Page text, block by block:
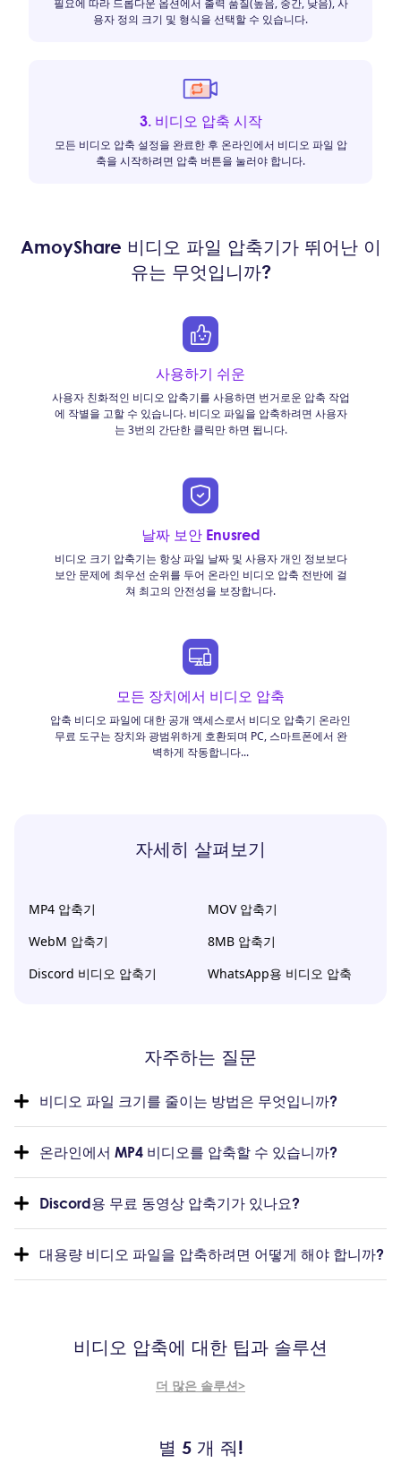
필요에 따라 드롭다운 옵션에서 출력 품질(높음, 중간, 낮음), 사
용자 정의 크기 및 형식을 선택할 수 있습니다.
3. 비디오 압축 시작
모든 비디오 압축 설정을 완료한 후 온라인에서 비디오 파일 압
축을 시작하려면 압축 버튼을 눌러야 합니다.
AmoyShare 비디오 파일 압축기가 뛰어난 이
유는 무엇입니까?
사용하기 쉬운
사용자 친화적인 비디오 압축기를 사용하면 번거로운 압축 작업
에 작별을 고할 수 있습니다. 비디오 파일을 압축하려면 사용자
는 3번의 간단한 클릭만 하면 됩니다.
날짜 보안 Enusred
비디오 크기 압축기는 항상 파일 날짜 및 사용자 개인 정보보다
보안 문제에 최우선 순위를 두어 온라인 비디오 압축 전반에 걸
쳐 최고의 안전성을 보장합니다.
모든 장치에서 비디오 압축
압축 비디오 파일에 대한 공개 액세스로서 비디오 압축기 온라인
무료 도구는 장치와 광범위하게 호환되며 PC, 스마트폰에서 완
벽하게 작동합니다...
자세히 살펴보기
MP4 압축기
MOV 압축기
WebM 압축기
8MB 압축기
Discord 비디오 압축기
WhatsApp용 비디오 압축
자주하는 질문
비디오 파일 크기를 줄이는 방법은 무엇입니까?
온라인에서 MP4 비디오를 압축할 수 있습니까?
Discord용 무료 동영상 압축기가 있나요?
대용량 비디오 파일을 압축하려면 어떻게 해야 합니까?
비디오 압축에 대한 팁과 솔루션
더 많은 솔루션>
별 5 개 줘!